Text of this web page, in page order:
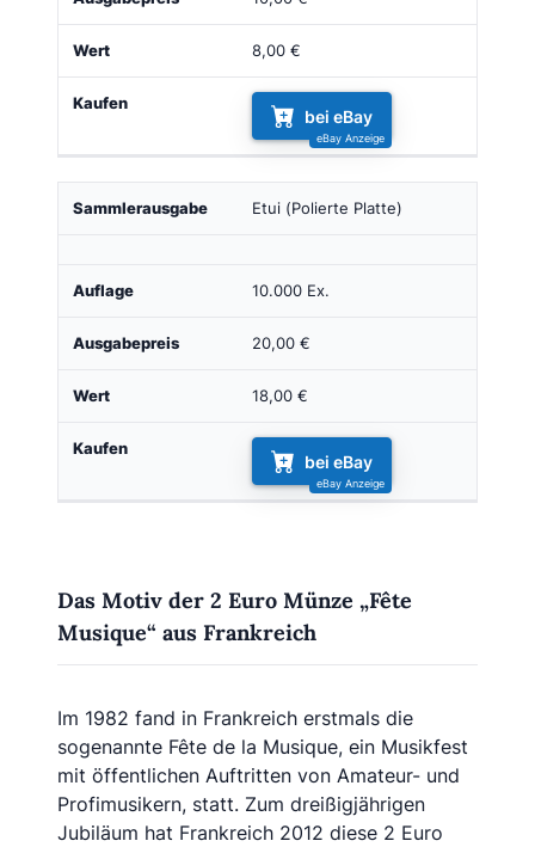
8,00 €
bei eBay
Etui (Polierte Platte)
10.000 Ex.
20,00 €
18,00 €
bei eBay
Das Motiv der 2 Euro Münze „Fête
Musique“ aus Frankreich
Im 1982 fand in Frankreich erstmals die
sogenannte Fête de la Musique, ein Musikfest
mit öffentlichen Auftritten von Amateur- und
Profimusikern, statt. Zum dreißigjährigen
Jubiläum hat Frankreich 2012 diese 2 Euro